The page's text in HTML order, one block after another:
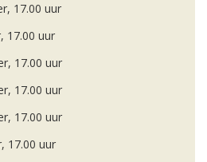
17.00 uur
17.00 uur
17.00 uur
17.00 uur
17.00 uur
17.00 uur